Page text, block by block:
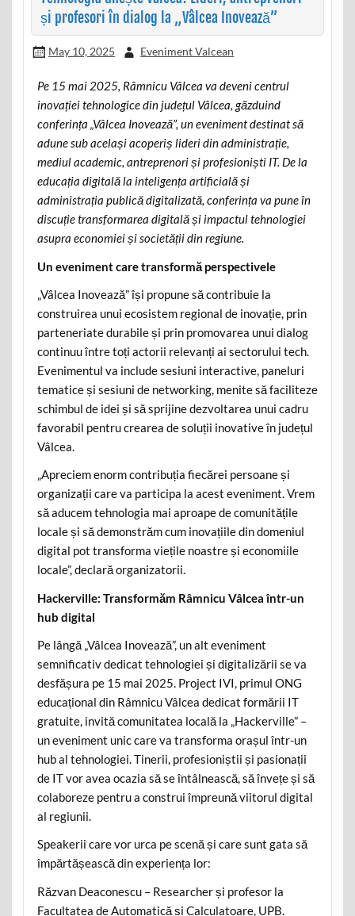
și profesori în dialog la „Vâlcea Inovează”
May 10, 2025 Eveniment Valcean
Pe 15 mai 2025, Râmnicu Vâlcea va deveni centrul
inovației tehnologice din județul Vâlcea, găzduind
conferința „Vâlcea Inovează”, un eveniment destinat să
adune sub același acoperiș lideri din administrație,
mediul academic, antreprenori și profesioniști IT. De la
educația digitală la inteligența artificială și
administrația publică digitalizată, conferința va pune în
discuție transformarea digitală și impactul tehnologiei
asupra economiei și societății din regiune.
Un eveniment care transformă perspectivele
„Vâlcea Inovează” își propune să contribuie la
construirea unui ecosistem regional de inovație, prin
parteneriate durabile și prin promovarea unui dialog
continuu între toți actorii relevanți ai sectorului tech.
Evenimentul va include sesiuni interactive, paneluri
tematice și sesiuni de networking, menite să faciliteze
schimbul de idei și să sprijine dezvoltarea unui cadru
favorabil pentru crearea de soluții inovative în județul
Vâlcea.
„Apreciem enorm contribuția fiecărei persoane și
organizații care va participa la acest eveniment. Vrem
să aducem tehnologia mai aproape de comunitățile
locale și să demonstrăm cum inovațiile din domeniul
digital pot transforma viețile noastre și economiile
locale”, declară organizatorii.
Hackerville: Transformăm Râmnicu Vâlcea într-un
hub digital
Pe lângă „Vâlcea Inovează”, un alt eveniment
semnificativ dedicat tehnologiei și digitalizării se va
desfășura pe 15 mai 2025. Project IVI, primul ONG
educațional din Râmnicu Vâlcea dedicat formării IT
gratuite, invită comunitatea locală la „Hackerville” –
un eveniment unic care va transforma orașul într-un
hub al tehnologiei. Tinerii, profesioniștii și pasionații
de IT vor avea ocazia să se întâlnească, să învețe și să
colaboreze pentru a construi împreună viitorul digital
al regiunii.
Speakerii care vor urca pe scenă și care sunt gata să
împărtășească din experiența lor:
Răzvan Deaconescu – Researcher și profesor la
Facultatea de Automatică și Calculatoare, UPB.